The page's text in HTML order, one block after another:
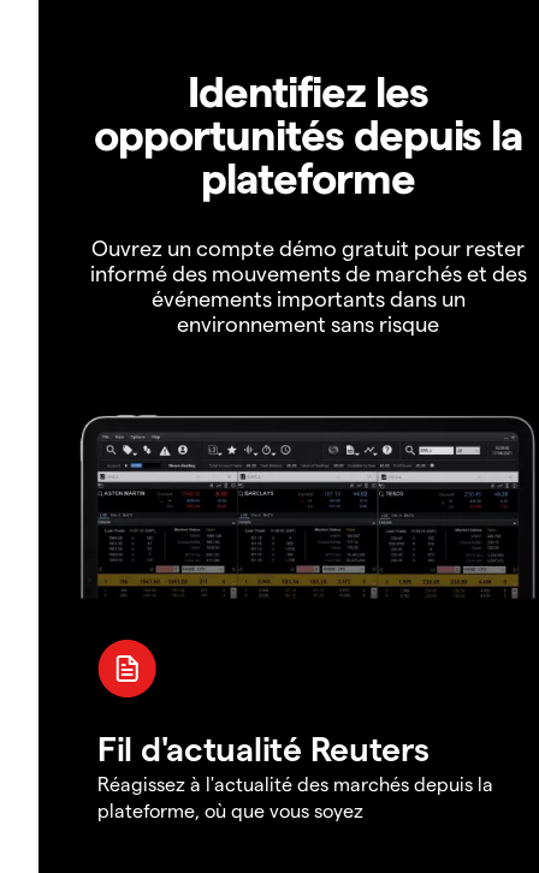
Identifiez les
opportunités depuis la
plateforme
Ouvrez un compte démo gratuit pour rester
informé des mouvements de marchés et des
événements importants dans un
environnement sans risque
Fil d'actualité Reuters
Réagissez à l'actualité des marchés depuis la
plateforme, où que vous soyez